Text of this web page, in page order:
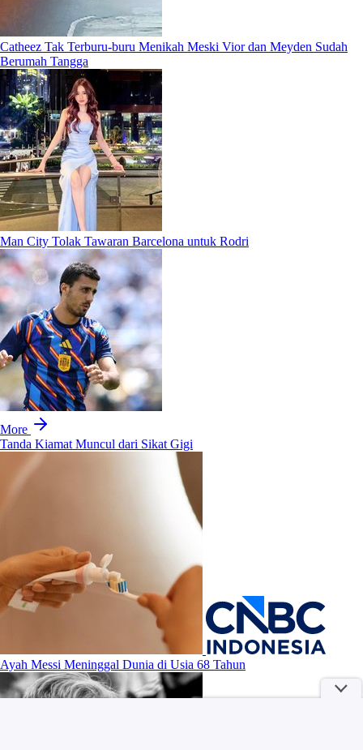
Catheez Tak Terburu-buru Menikah Meski Vior dan Meyden Sudah
Berumah Tangga
Man City Tolak Tawaran Barcelona untuk Rodri
More
Tanda Kiamat Muncul dari Sikat Gigi
Ayah Messi Meninggal Dunia di Usia 68 Tahun